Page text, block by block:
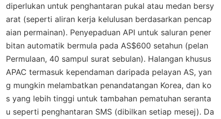
diperlukan untuk penghantaran pukal atau medan bersy
arat (seperti aliran kerja kelulusan berdasarkan pencap
aian permainan). Penyepaduan API untuk saluran pener
bitan automatik bermula pada AS$600 setahun (pelan
Permulaan, 40 sampul surat sebulan). Halangan khusus
APAC termasuk kependaman daripada pelayan AS, yan
g mungkin melambatkan penandatangan Korea, dan ko
s yang lebih tinggi untuk tambahan pematuhan seranta
u seperti penghantaran SMS (dibilkan setiap mesej). Da